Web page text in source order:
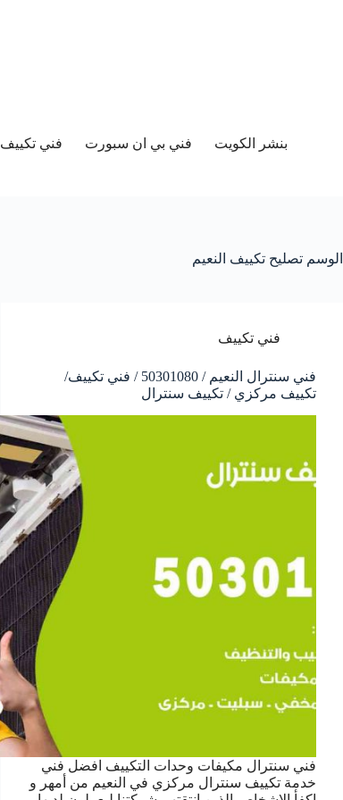
بنشر الكويت فني بي ان سبورت فني تكييف
الوسم تصليح تكييف النعيم
فني تكييف
فني سنترال النعيم / 50301080 / فني تكييف/
تكييف مركزي / تكييف سنترال
فني سنترال مكيفات وحدات التكييف افضل فني
خدمة تكييف سنترال مركزي في النعيم من أمهر و